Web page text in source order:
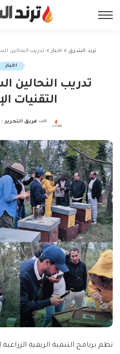
ترند الشرق > اخبار > تدريب النحالين
اخبار
تدريب النحالين
التقنيات
Posted
كتب فريق التحرير
نظم برنامج التنمية الريفية